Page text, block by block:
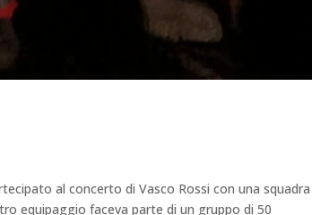
al concerto di Vasco Rossi con una squadra
equipaggio faceva parte di un gruppo di 50